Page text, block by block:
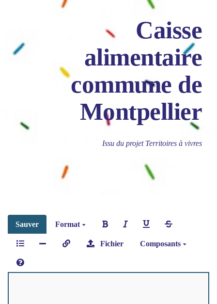
Caisse
alimentaire
commune de
Montpellier
Issu du projet Territoires à vivres
Sauver Format
Fichier Composants